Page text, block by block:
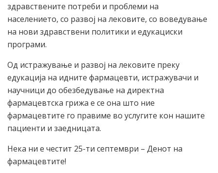
здравствените потреби и проблеми на
населението, со развој на лековите, со воведување
на нови здравствени политики и едукациски
програми.
Од истражување и развој на лековите преку
едукација на идните фармацевти, истражувачи и
научници до обезбедување на директна
фармацевтска грижа е се она што ние
фармацевтите го правиме во услугите кон нашите
пациенти и заедницата.
Нека ни е честит 25-ти септември – Денот на
фармацевтите!